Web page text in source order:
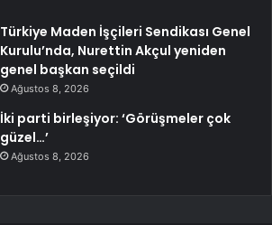
Türkiye Maden İşçileri Sendikası Genel
Kurulu’nda, Nurettin Akçul yeniden
genel başkan seçildi
Ağustos 8, 2026
İki parti birleşiyor: ‘Görüşmeler çok
güzel…’
Ağustos 8, 2026